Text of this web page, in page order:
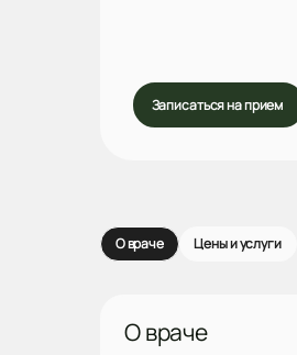
Записаться на прием
О враче Цены и услуги
О враче